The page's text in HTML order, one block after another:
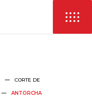
CORTE DE
ANTORCHA